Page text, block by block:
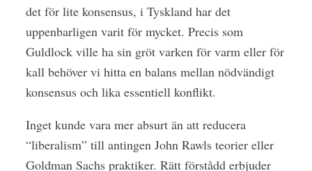
det för lite konsensus, i Tyskland har det
uppenbarligen varit för mycket. Precis som
Guldlock ville ha sin gröt varken för varm eller för
kall behöver vi hitta en balans mellan nödvändigt
konsensus och lika essentiell konflikt.
Inget kunde vara mer absurt än att reducera
“liberalism” till antingen John Rawls teorier eller
Goldman Sachs praktiker. Rätt förstådd erbjuder